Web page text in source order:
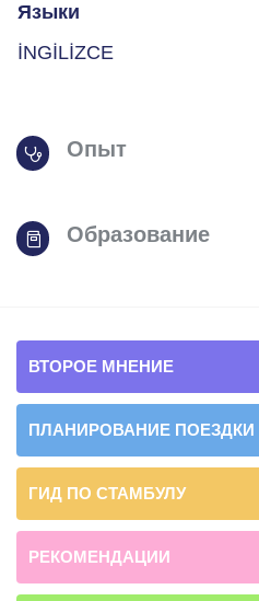
Языки
İNGİLİZCE
Опыт
Образование
ВТОРОЕ МНЕНИЕ
ПЛАНИРОВАНИЕ
ГИД ПО СТАМБУЛУ
РЕКОМЕНДАЦИИ